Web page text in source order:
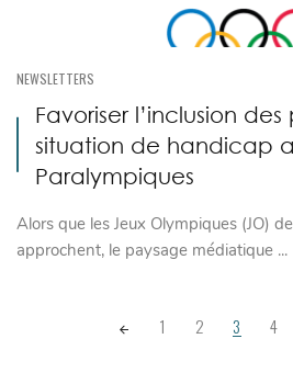
NEWSLETTERS
Favoriser l’inclusion
situation de handicap
Paralympiques
Alors que les Jeux Olympiques (JO)
approchent, le paysage médiatique ...
1 2 3 4